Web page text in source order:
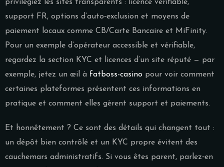
privilégiez les sites transparents : licence vérifiable,
support FR, options d’auto‑exclusion et moyens de
paiement locaux comme CB/Carte Bancaire et MiFinity.
Pour un exemple d’opérateur accessible et vérifiable,
regardez la section KYC et licences d’un site réputé — par
exemple, jetez un œil à fatboss-casino pour voir comment
certaines plateformes présentent ces informations en
pratique et comment elles gèrent support et paiements.
Et honnêtement ? Ce sont des détails qui changent tout :
un dépôt bien contrôlé et un KYC propre évitent des
cauchemars administratifs. Si vous êtes parent, parlez‑en